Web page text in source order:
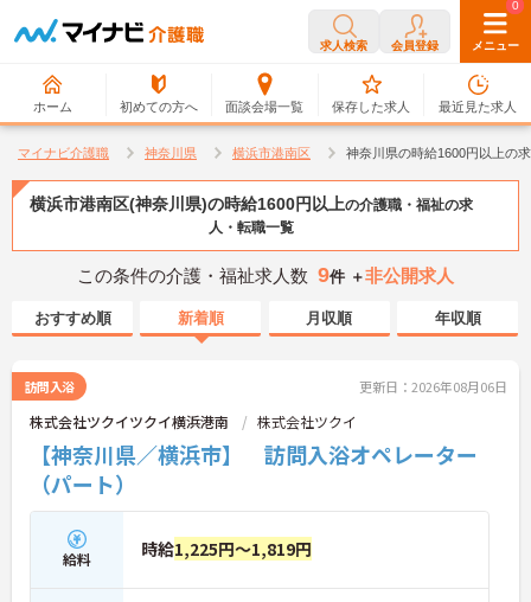
求人検索 会員登録 メニュー
ホーム 初めての方へ 面談会場一覧
0
保存した求人
0
最近見た求人
マイナビ介護職 神奈川県 横浜市港南区 神奈川県の時給1600円以上の
横浜市港南区(神奈川県)の時給1600円以上の介護職・福祉の求
人・転職一覧
この条件の介護・福祉求人数 9件 ＋非公開求人
おすすめ順 新着順 月収順 年収順
訪問入浴 更新日：2026年08月06日
株式会社ツクイツクイ横浜港南 株式会社ツクイ
【神奈川県／横浜市】 訪問入浴オペレーター
（パート）
給料 時給1,225円～1,819円